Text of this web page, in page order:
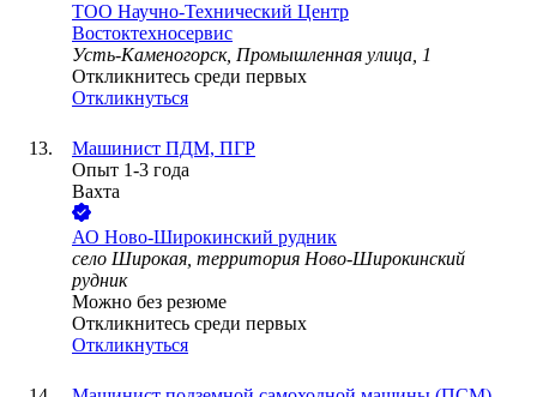
ТОО Научно-Технический Центр
Востоктехносервис
Усть-Каменогорск, Промышленная улица, 1
Откликнитесь среди первых
Откликнуться
Машинист ПДМ, ПГР
Опыт 1-3 года
Вахта
АО Ново-Широкинский рудник
село Широкая, территория Ново-Широкинский
рудник
Можно без резюме
Откликнитесь среди первых
Откликнуться